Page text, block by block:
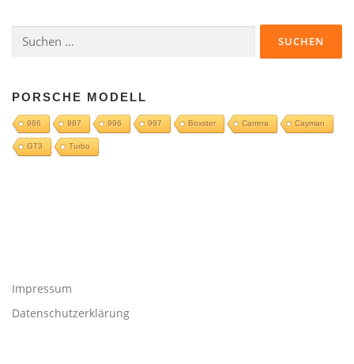
nach:
PORSCHE MODELL
986 987 996 997 Boxster Carrera Cayman
GT3 Turbo
Impressum
Datenschutzerklärung